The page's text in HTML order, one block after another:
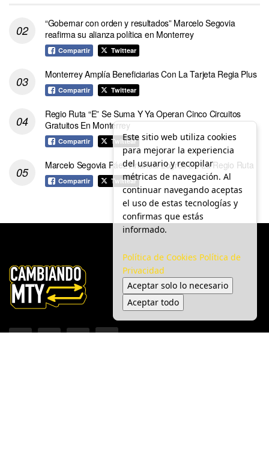
“Gobernar con orden y resultados” Marcelo Segovia
reafirma su alianza política en Monterrey
Compartir Twittear
Monterrey Amplía Beneficiarias Con La Tarjeta Regia Plus
Compartir Twittear
Regio Ruta “E” Se Suma Y Ya Operan Cinco Circuitos
Gratuitos En Monterrey
Compartir Twittear
Marcelo Segovia Páez Anuncia Logros De La Regio Ruta
Compartir Twittear
Este sitio web utiliza cookies
para mejorar la experiencia
del usuario y recopilar
métricas de navegación. Al
continuar navegando aceptas
el uso de estas tecnologías y
confirmas que estás
informado.
Política de Cookies Política de
Privacidad
Aceptar solo lo necesario
Aceptar todo